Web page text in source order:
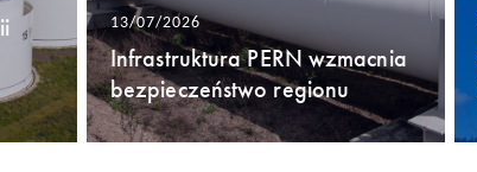
13/07/2026
Infrastruktura PERN wzmacnia
bezpieczeństwo regionu